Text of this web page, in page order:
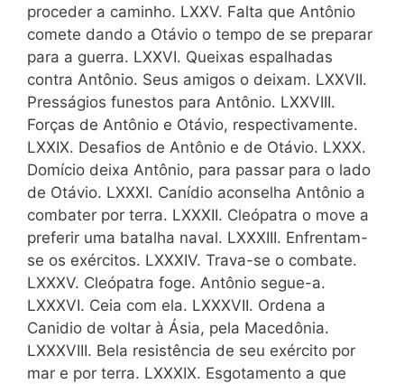
proceder a caminho. LXXV. Falta que Antônio
comete dando a Otávio o tempo de se preparar
para a guerra. LXXVI. Queixas espalhadas
contra Antônio. Seus amigos o deixam. LXXVII.
Presságios funestos para Antônio. LXXVIII.
Forças de Antônio e Otávio, respectivamente.
LXXIX. Desafios de Antônio e de Otávio. LXXX.
Domício deixa Antônio, para passar para o lado
de Otávio. LXXXI. Canídio aconselha Antônio a
combater por terra. LXXXII. Cleópatra o move a
preferir uma batalha naval. LXXXIII. Enfrentam-
se os exércitos. LXXXIV. Trava-se o combate.
LXXXV. Cleópatra foge. Antônio segue-a.
LXXXVI. Ceia com ela. LXXXVII. Ordena a
Canidio de voltar à Ásia, pela Macedônia.
LXXXVIII. Bela resistência de seu exército por
mar e por terra. LXXXIX. Esgotamento a que